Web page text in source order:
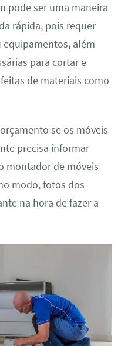
pode ser uma maneira
rápida, pois requer
além
para cortar e
de materiais como
se os móveis
precisa informar
montador de móveis
modo, fotos dos
na hora de fazer a